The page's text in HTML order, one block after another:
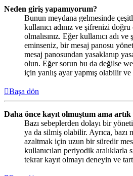
Neden giriş yapamıyorum?
Bunun meydana gelmesinde
kullanıcı adınız ve şifrenizi
olmalısınız. Eğer kullanıcı adı
eminseniz, bir mesaj panosu
mesaj panosundan yasaklanıp
olun. Eğer sorun bu da değilse
için yanlış ayar yapmış olabilir
Başa dön
Daha önce kayıt olmuştum ama
Bazı sebeplerden dolayı bir
ya da silmiş olabilir. Ayrıca, bazı
azaltmak için uzun bir süredir
kullanıcıları periyodik aralıklarla
tekrar kayıt olmayı deneyin ve